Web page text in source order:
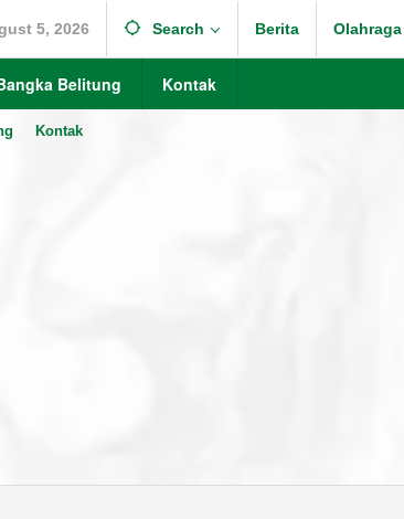
5, 2026 Search Berita Olahraga
Belitung Kontak
Kontak